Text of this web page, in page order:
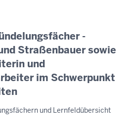
-
Straßenbauer sowie
und
im Schwerpunkt
und Lernfeldübersicht